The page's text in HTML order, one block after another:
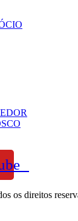
os direitos